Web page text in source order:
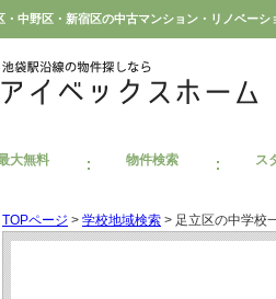
・中野区・新宿区の中古マンション・リノベー
大無料 物件検索 ス
TOPページ > 学校地域検索 > 足立区の中学校